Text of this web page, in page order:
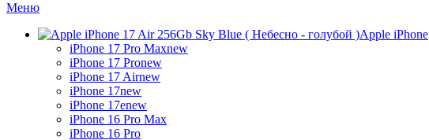
Меню
Apple iPhone
iPhone 17 Pro Maxnew
iPhone 17 Pronew
iPhone 17 Airnew
iPhone 17new
iPhone 17enew
iPhone 16 Pro Max
iPhone 16 Pro